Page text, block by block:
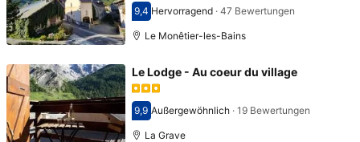
Bewertet mit 9,4
9,4 Hervorragend· 47 Bewertungen
Le Monêtier-les-Bains
Le Lodge - Au coeur du village
Bewertet mit 9,9
9,9 Außergewöhnlich· 19 Bewertungen
La Grave